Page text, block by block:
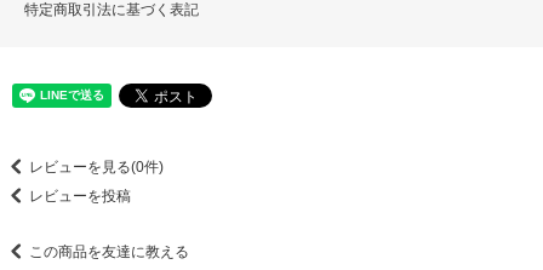
特定商取引法に基づく表記
レビューを見る(0件)
レビューを投稿
この商品を友達に教える